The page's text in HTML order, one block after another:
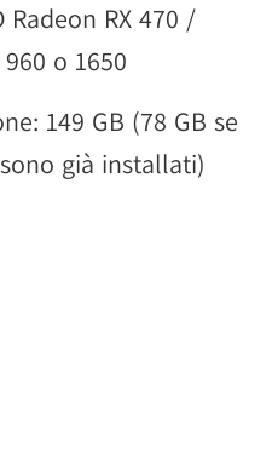
Radeon RX 470 /
o 1650
149 GB (78 GB se
già installati)